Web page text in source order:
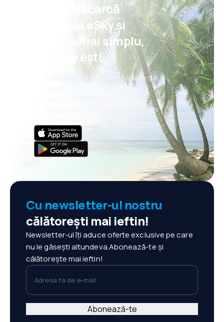
Psst! Descarcă
aplicația eSky și
rezervă mai simplu,
oriunde ești.
Oferte noi în fiecare zi: bilete de
avion, vacanțe, city break-uri
Planifică-ți călătoriile așa cum îți
Cu newsletter-ul nostru
călătorești mai ieftin!
Newsletter-ul îți aduce oferte exclusive pe care
nu le găsești altundeva.Abonează-te și
călătorește mai ieftin!
Adresa ta de e-mail
Abonează-te